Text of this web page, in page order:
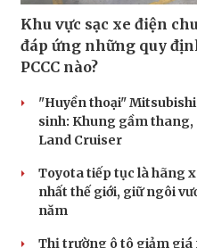
Khu vực sạc xe điện
đáp ứng những quy
PCCC nào?
"Huyền thoại"
sinh: Khung gầm thang,
Land Cruiser
Toyota tiếp tục là hãng
nhất thế giới, giữ ngôi
năm
Thị trường ô tô giảm giá